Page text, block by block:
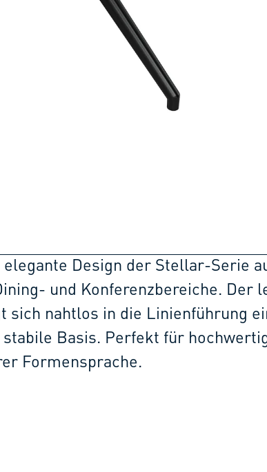
Design der Stellar-Serie
und Konferenzbereiche. Der
sich nahtlos in die Linienführung
Basis. Perfekt für
Formensprache.